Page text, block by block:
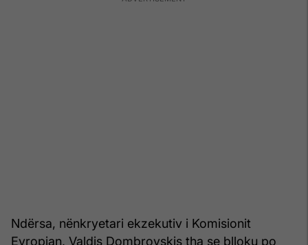
Ndërsa, nënkryetari ekzekutiv i Komisionit
Evropian, Valdis Dombrovskis tha se blloku po